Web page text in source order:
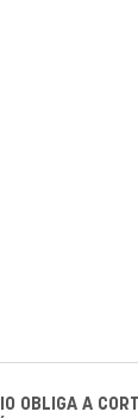
OBLIGA A